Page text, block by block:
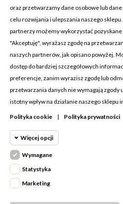
KONTAKT Z NAMI
Adres:
Cosmetic4car
Budzisz 73A
39-200 Dębica
Dominik:
Klaudia: +48 730634730
MOJE KONTO
PRODUKTY
NASZA FIRMA
oraz przetwarzamy dane osobowe lub
celu rozwijania i ulepszania naszego
partnerzy możemy wykorzystać
"Akceptuję", wyrażasz zgodę na
naszych partnerów, jak opisano powyżej.
dostęp do bardziej szczegółowych
preferencje, zanim wyrazisz zgodę lub
przetwarzania danych nie wymagają zgody
istotny wpływ na działanie naszego sklepu
Polityka cookie | Polityka prywatności
Więcej opcji
Wymagane
Wymagane
HttpOnly.
przeglądania
Cookie
Wymagane
Statystyka
Marketing